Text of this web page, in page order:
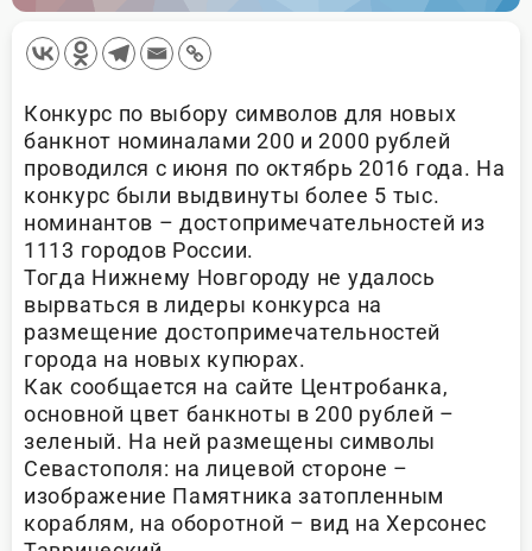
Конкурс по выбору символов для новых
банкнот номиналами 200 и 2000 рублей
проводился с июня по октябрь 2016 года. На
конкурс были выдвинуты более 5 тыс.
номинантов – достопримечательностей из
1113 городов России.
Тогда Нижнему Новгороду не удалось
вырваться в лидеры конкурса на
размещение достопримечательностей
города на новых купюрах.
Как сообщается на сайте Центробанка,
основной цвет банкноты в 200 рублей –
зеленый. На ней размещены символы
Севастополя: на лицевой стороне –
изображение Памятника затопленным
кораблям, на оборотной – вид на Херсонес